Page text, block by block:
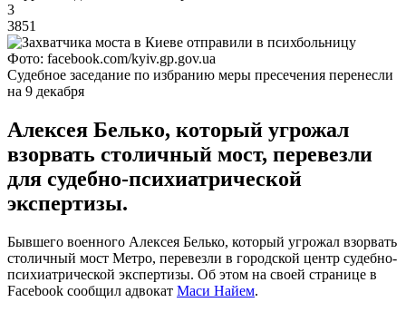
3
3851
Фото: facebook.com/kyiv.gp.gov.ua
Судебное заседание по избранию меры пресечения перенесли
на 9 декабря
Алексея Белько, который угрожал
взорвать столичный мост, перевезли
для судебно-психиатрической
экспертизы.
Бывшего военного Алексея Белько, который угрожал взорвать
столичный мост Метро, перевезли в городской центр судебно-
психиатрической экспертизы. Об этом на своей странице в
Facebook сообщил адвокат Маси Найем.